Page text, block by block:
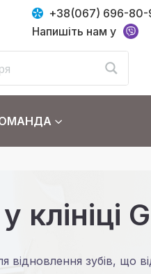
+38(067) 696-80-
Напишіть нам у
клініці
зубів, що